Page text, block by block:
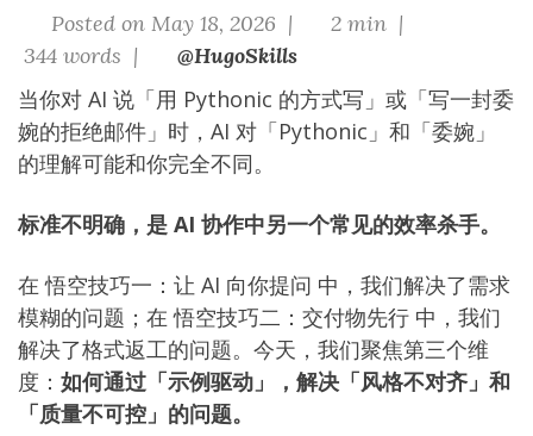
Posted on May 18, 2026 |
2 min |
344 words |
@HugoSkills
当你对 AI 说「用 Pythonic 的方式写」或「写一封委
婉的拒绝邮件」时，AI 对「Pythonic」和「委婉」
的理解可能和你完全不同。
标准不明确，是 AI 协作中另一个常见的效率杀手。
在悟空技巧一：让 AI 向你提问 中，我们解决了需求
模糊的问题；在悟空技巧二：交付物先行 中，我们
解决了格式返工的问题。今天，我们聚焦第三个维
度： 如何通过「示例驱动」，解决「风格不对齐」和
「质量不可控」的问题。